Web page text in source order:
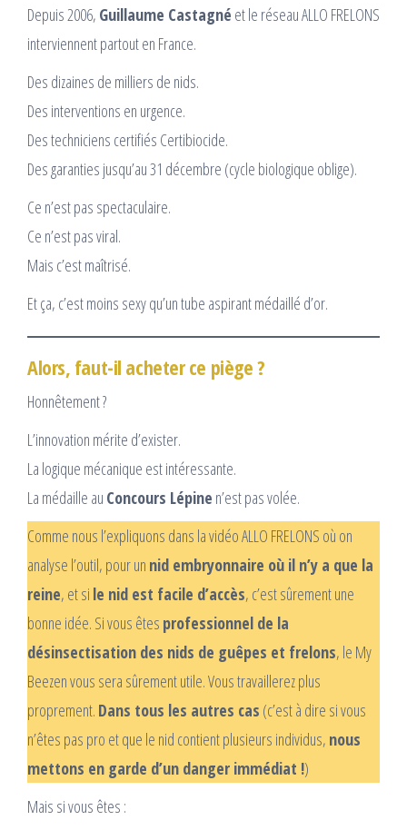
Depuis 2006, Guillaume Castagné et le réseau ALLO FRELONS
interviennent partout en France.
Des dizaines de milliers de nids.
Des interventions en urgence.
Des techniciens certifiés Certibiocide.
Des garanties jusqu’au 31 décembre (cycle biologique oblige).
Ce n’est pas spectaculaire.
Ce n’est pas viral.
Mais c’est maîtrisé.
Et ça, c’est moins sexy qu’un tube aspirant médaillé d’or.
Alors, faut-il acheter ce piège ?
Honnêtement ?
L’innovation mérite d’exister.
La logique mécanique est intéressante.
La médaille au Concours Lépine n’est pas volée.
Comme nous l’expliquons dans la vidéo ALLO FRELONS où on
analyse l’outil, pour un nid embryonnaire où il n’y a que la
reine, et si le nid est facile d’accès, c’est sûrement une
bonne idée. Si vous êtes professionnel de la
désinsectisation des nids de guêpes et frelons, le My
Beezen vous sera sûrement utile. Vous travaillerez plus
proprement. Dans tous les autres cas (c’est à dire si vous
n’êtes pas pro et que le nid contient plusieurs individus, nous
mettons en garde d’un danger immédiat !)
Mais si vous êtes :